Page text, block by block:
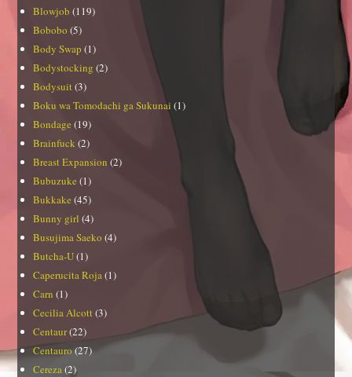
Blowjob (119)
Bobobo (5)
Body Swap (1)
Bodystocking (2)
Bodysuit (3)
Boku wa Tomodachi ga Sukunai (1)
Bondage (19)
Brainfuck (2)
Breast Expansion (2)
Bubuzuke (1)
Bukkake (45)
Bunny girl (4)
Busujima Saeko (4)
Butcha-U(1)
Caperucita Roja (1)
Carn (1)
Cecilia Alcott (3)
Centaur(22)
Centauro(27)
Cereza (2)